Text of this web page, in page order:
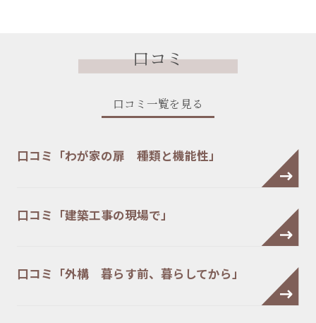
口コミ
口コミ一覧を見る
口コミ「わが家の扉 種類と機能性」
口コミ「建築工事の現場で」
口コミ「外構 暮らす前、暮らしてから」